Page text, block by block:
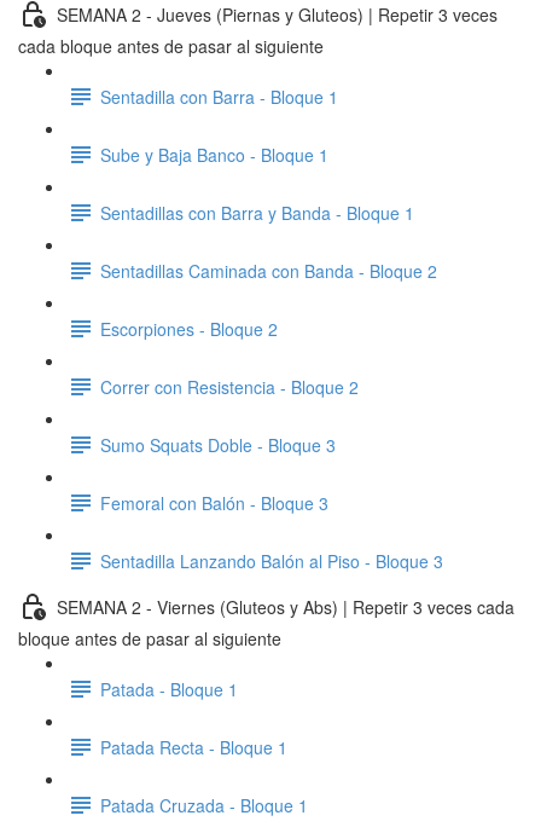
SEMANA 2 - Jueves (Piernas y Gluteos) | Repetir 3 veces
cada bloque antes de pasar al siguiente
Sentadilla con Barra - Bloque 1
Sube y Baja Banco - Bloque 1
Sentadillas con Barra y Banda - Bloque 1
Sentadillas Caminada con Banda - Bloque 2
Escorpiones - Bloque 2
Correr con Resistencia - Bloque 2
Sumo Squats Doble - Bloque 3
Femoral con Balón - Bloque 3
Sentadilla Lanzando Balón al Piso - Bloque 3
SEMANA 2 - Viernes (Gluteos y Abs) | Repetir 3 veces cada
bloque antes de pasar al siguiente
Patada - Bloque 1
Patada Recta - Bloque 1
Patada Cruzada - Bloque 1